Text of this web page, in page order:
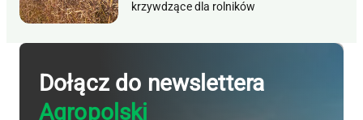
krzywdzące dla rolników
Dołącz do newslettera
Agropolski